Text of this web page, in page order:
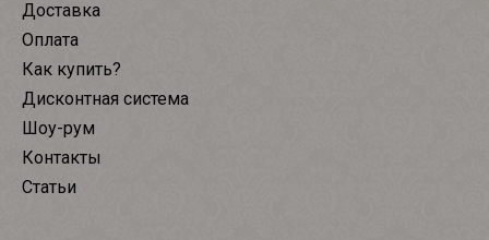
Доставка
Оплата
Как купить?
Дисконтная система
Шоу-рум
Контакты
Статьи